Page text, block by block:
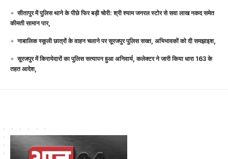
सीतापुर में पुलिस थाने के पीछे फिर बड़ी चोरी: श्री श्याम जनरल स्टोर से सवा लाख नकद समेत
कीमती सामान पार,
नाबालिक स्कूली छात्रों के वाहन चलाने पर सूरजपुर पुलिस सख्त, अभिभावकों को दी समझाइश,
सूरजपुर में किरायेदारों का पुलिस सत्यापन हुआ अनिवार्य, कलेक्टर ने जारी किया धारा 163 के
तहत आदेश,